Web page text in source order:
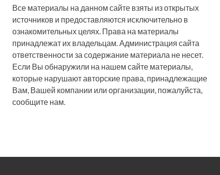
Все материалы на данном сайте взяты из открытых
источников и предоставляются исключительно в
ознакомительных целях. Права на материалы
принадлежат их владельцам. Администрация сайта
ответственности за содержание материала не несет.
Если Вы обнаружили на нашем сайте материалы,
которые нарушают авторские права, принадлежащие
Вам, Вашей компании или организации, пожалуйста,
сообщите нам.